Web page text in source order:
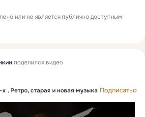
или не является публично доступным
поделился видео
, Ретро, старая и новая музыка Подписаться